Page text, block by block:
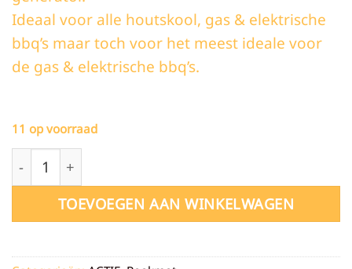
Ideaal voor alle houtskool, gas & elektrische
bbq’s maar toch voor het meest ideale voor
de gas & elektrische bbq’s.
11 op voorraad
Peren Rookmot - 850 gram aantal
TOEVOEGEN AAN WINKELWAGEN